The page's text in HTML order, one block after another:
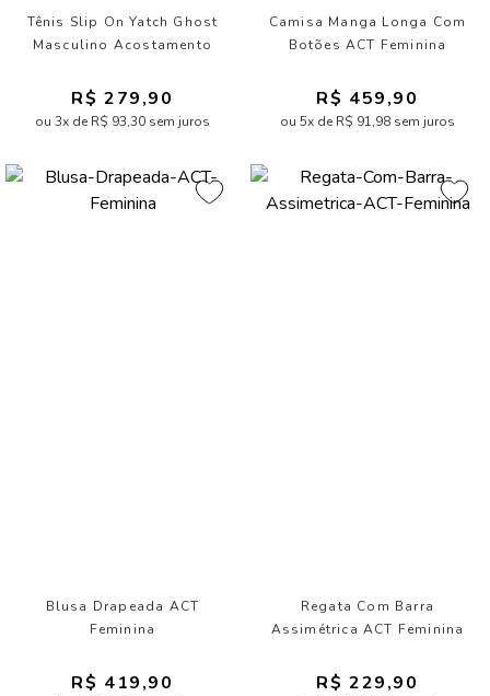
Tênis Slip On Yatch Ghost
Masculino Acostamento
R$ 279,90
ou 3x de R$ 93,30 sem juros
Camisa Manga Longa Com
Botões ACT Feminina
R$ 459,90
ou 5x de R$ 91,98 sem juros
Blusa Drapeada ACT
Feminina
R$ 419,90
Regata Com Barra
Assimétrica ACT Feminina
R$ 229,90